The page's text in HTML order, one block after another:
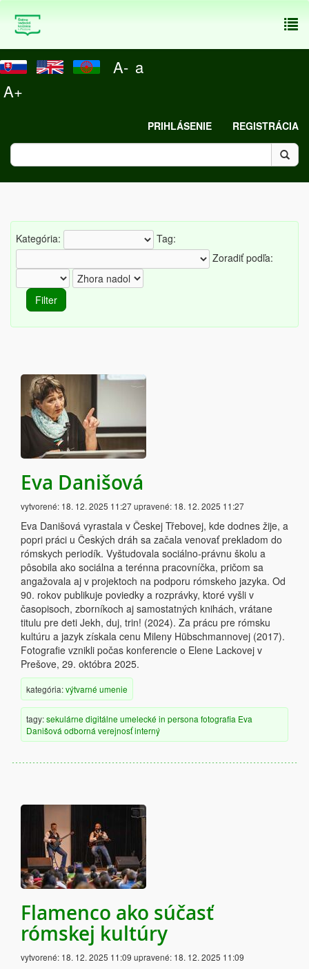
A- a
A+
PRIHLÁSENIE REGISTRÁCIA
Kategória:
Tag:
Zoradiť podľa:
Eva Danišová
vytvorené: 18. 12. 2025 11:27upravené: 18. 12. 2025 11:27
Eva Danišová vyrastala v Českej Třebovej, kde dodnes žije, a
popri práci u Českých dráh sa začala venovať prekladom do
rómskych periodík. Vyštudovala sociálno-právnu školu a
pôsobila ako sociálna a terénna pracovníčka, pričom sa
angažovala aj v projektoch na podporu rómskeho jazyka. Od
90. rokov publikuje poviedky a rozprávky, ktoré vyšli v
časopisoch, zborníkoch aj samostatných knihách, vrátane
titulu pre deti Jekh, duj, trin! (2024). Za prácu pre rómsku
kultúru a jazyk získala cenu Mileny Hübschmannovej (2017).
Fotografie vznikli počas konferencie o Elene Lackovej v
Prešove, 29. októbra 2025.
kategória:výtvarné umenie
tagy:sekulárne digitálne umelecké in persona fotografia Eva
Danišová odborná verejnosťinterný
Flamenco ako súčasť
rómskej kultúry
vytvorené: 18. 12. 2025 11:09 upravené: 18. 12. 2025 11:09